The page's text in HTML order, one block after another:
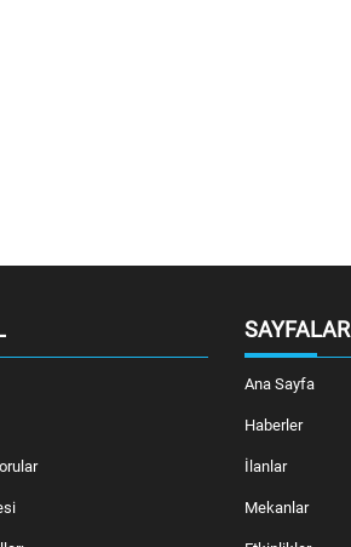
SAYFALAR
Ana Sayfa
Haberler
İlanlar
Mekanlar